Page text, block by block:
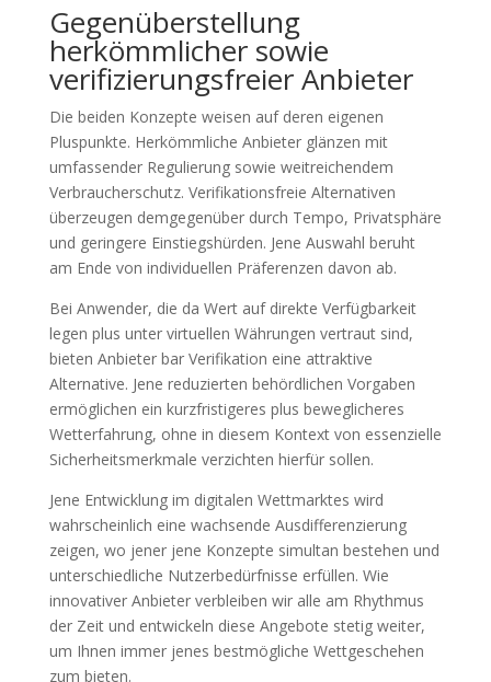
Gegenüberstellung
herkömmlicher sowie
verifizierungsfreier Anbieter
Die beiden Konzepte weisen auf deren eigenen
Pluspunkte. Herkömmliche Anbieter glänzen mit
umfassender Regulierung sowie weitreichendem
Verbraucherschutz. Verifikationsfreie Alternativen
überzeugen demgegenüber durch Tempo, Privatsphäre
und geringere Einstiegshürden. Jene Auswahl beruht
am Ende von individuellen Präferenzen davon ab.
Bei Anwender, die da Wert auf direkte Verfügbarkeit
legen plus unter virtuellen Währungen vertraut sind,
bieten Anbieter bar Verifikation eine attraktive
Alternative. Jene reduzierten behördlichen Vorgaben
ermöglichen ein kurzfristigeres plus beweglicheres
Wetterfahrung, ohne in diesem Kontext von essenzielle
Sicherheitsmerkmale verzichten hierfür sollen.
Jene Entwicklung im digitalen Wettmarktes wird
wahrscheinlich eine wachsende Ausdifferenzierung
zeigen, wo jener jene Konzepte simultan bestehen und
unterschiedliche Nutzerbedürfnisse erfüllen. Wie
innovativer Anbieter verbleiben wir alle am Rhythmus
der Zeit und entwickeln diese Angebote stetig weiter,
um Ihnen immer jenes bestmögliche Wettgeschehen
zum bieten.